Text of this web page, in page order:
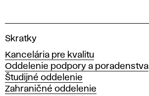
V
s
o
k
á
Skratky
Kancelária pre kvalitu
Oddelenie podpory a poradenstva
Študijné oddelenie
Zahraničné oddelenie